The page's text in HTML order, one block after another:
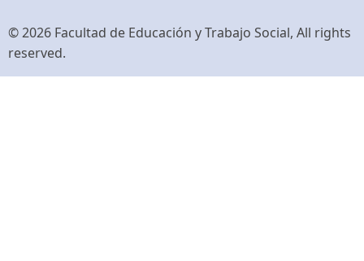
de
usuario
© 2026 Facultad de Educación y Trabajo Social, All rights
reserved.